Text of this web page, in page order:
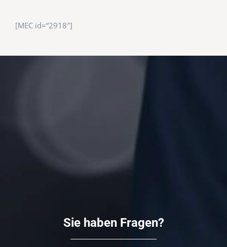
[MEC id=“2918″]
Sie haben Fragen?